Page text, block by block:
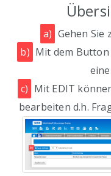
a) Gehen Sie
b) Mit dem
c) Mit EDIT
bearbeiten d.h.